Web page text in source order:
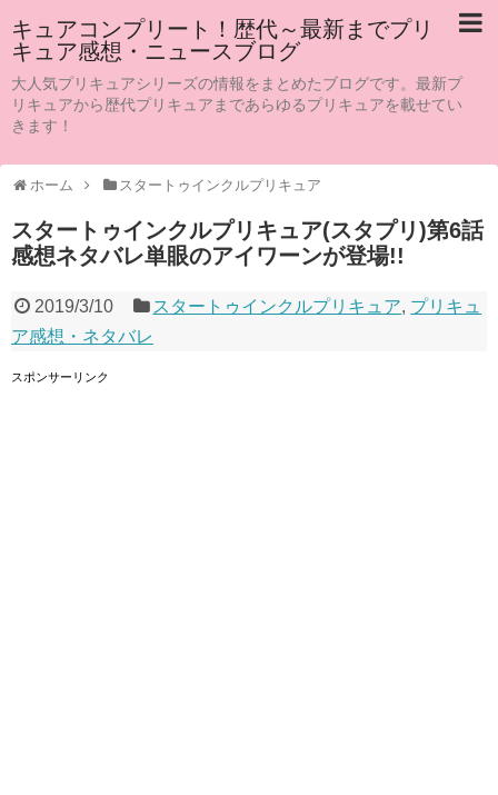
キュアコンプリート！歴代～最新までプリ
キュア感想・ニュースブログ
大人気プリキュアシリーズの情報をまとめたブログです。最新プ
リキュアから歴代プリキュアまであらゆるプリキュアを載せてい
きます！
ホーム スタートゥインクルプリキュア
スタートゥインクルプリキュア(スタプリ)第6話
感想ネタバレ単眼のアイワーンが登場!!
2019/3/10 スタートゥインクルプリキュア, プリキュ
ア感想・ネタバレ
スポンサーリンク